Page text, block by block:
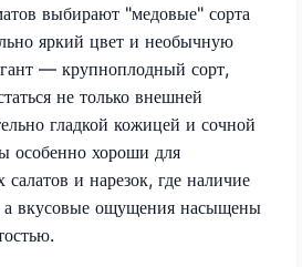
выбирают "медовые" сорта
яркий цвет и необычную
— крупноплодный сорт,
не только внешней
гладкой кожицей и сочной
особенно хороши для
и нарезок, где наличие
вкусовые ощущения насыщены